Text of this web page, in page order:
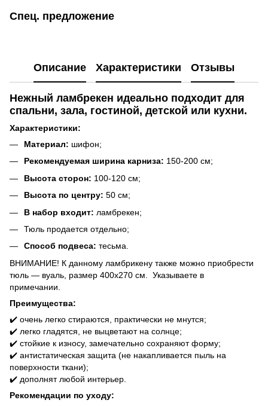
Спец. предложение
Описание Характеристики Отзывы
Нежный ламбрекен идеально подходит для
спальни, зала, гостиной, детской или кухни.
Характеристики:
Материал: шифон;
Рекомендуемая ширина карниза: 150-200 см;
Высота сторон: 100-120 см;
Высота по центру: 50 см;
В набор входит: ламбрекен;
Тюль продается отдельно;
Способ подвеса: тесьма.
ВНИМАНИЕ! К данному ламбрикену также можно приобрести
тюль ― вуаль, размер 400х270 см. Указываете в
примечании.
Преимущества:
✔️ очень легко стираются, практически не мнутся;
✔️ легко гладятся, не выцветают на солнце;
✔️ стойкие к износу, замечательно сохраняют форму;
✔️ антистатическая защита (не накапливается пыль на
поверхности ткани);
✔️ дополнят любой интерьер.
Рекомендации по уходу: